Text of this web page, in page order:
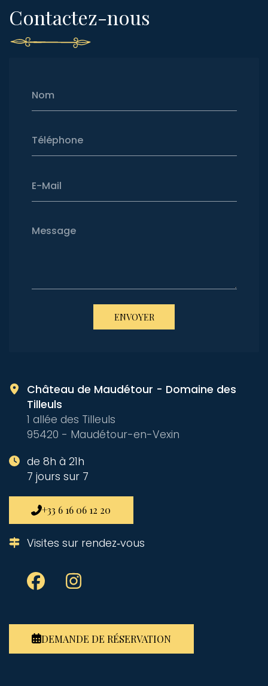
Contactez-nous
Nom
Téléphone
E-Mail
Message
ENVOYER
Château de Maudétour - Domaine des
Tilleuls
1 allée des Tilleuls
95420 - Maudétour-en-Vexin
de 8h à 21h
7 jours sur 7
+33 6 16 06 12 20
Visites sur rendez‑vous
DEMANDE DE RÉSERVATION